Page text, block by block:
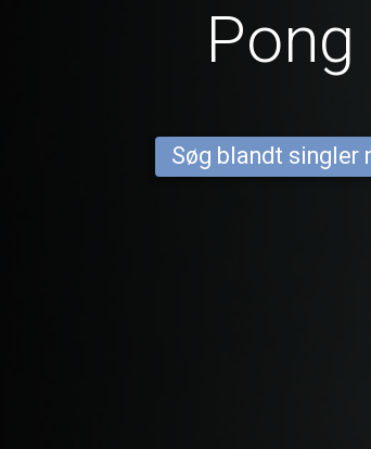
Pong
Søg blandt singler